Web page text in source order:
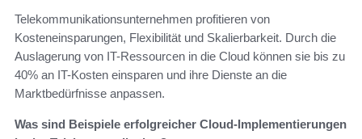
Telekommunikationsunternehmen profitieren von
Kosteneinsparungen, Flexibilität und Skalierbarkeit. Durch die
Auslagerung von IT-Ressourcen in die Cloud können sie bis zu
40% an IT-Kosten einsparen und ihre Dienste an die
Marktbedürfnisse anpassen.
Was sind Beispiele erfolgreicher Cloud-Implementierungen